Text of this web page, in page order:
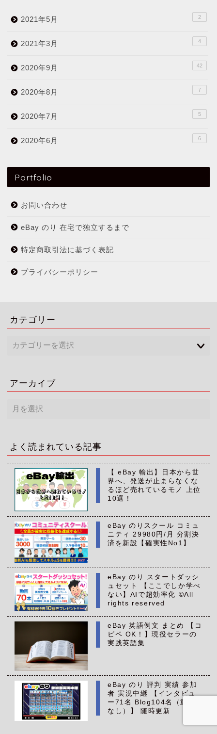
2021年5月 2
2021年3月 4
2020年9月 42
2020年8月 7
2020年7月 5
2020年6月 6
Portfolio
お問い合わせ
eBay のり 在宅で独立するまで
特定商取引法に基づく表記
プライバシーポリシー
カテゴリー
アーカイブ
ー
ブ
よく読まれている記事
【 eBay 輸出】日本から世
界へ、発送が止まらなくな
るほど売れているモノ 上位
10選！
eBay のりスクール コミュ
ニティ 29980円/月 分割決
済を新設【確実性No1】
eBay のり スタートダッシ
ュセット 【ここでしか学べ
ない】AIで超効率化 ©All
rights reserved
eBay 英語例文 まとめ 【コ
ピペ OK！】現役セラーの
実践英語集
eBay のり 評判 実績 参加
者 実況中継 【インタビュ
ー71名 Blog104名（重複
なし）】 随時更新